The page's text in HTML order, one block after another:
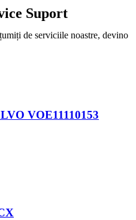
Suport
de serviciile noastre, devino
VOE11110153